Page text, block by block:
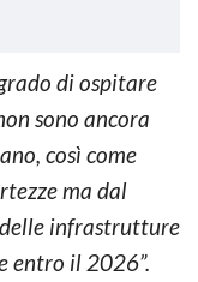
di ospitare
sono ancora
così come
ma dal
infrastrutture
entro il 2026”.